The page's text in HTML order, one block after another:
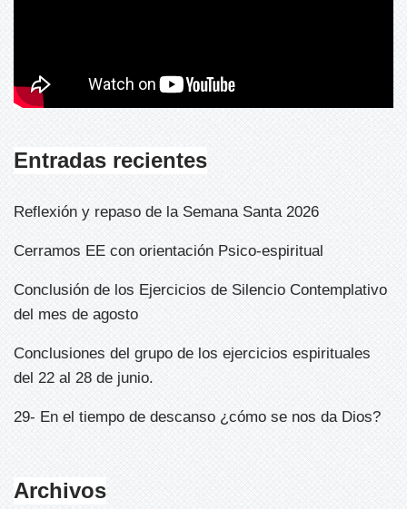
Entradas recientes
Reflexión y repaso de la Semana Santa 2026
Cerramos EE con orientación Psico-espiritual
Conclusión de los Ejercicios de Silencio Contemplativo
del mes de agosto
Conclusiones del grupo de los ejercicios espirituales
del 22 al 28 de junio.
29- En el tiempo de descanso ¿cómo se nos da Dios?
Archivos